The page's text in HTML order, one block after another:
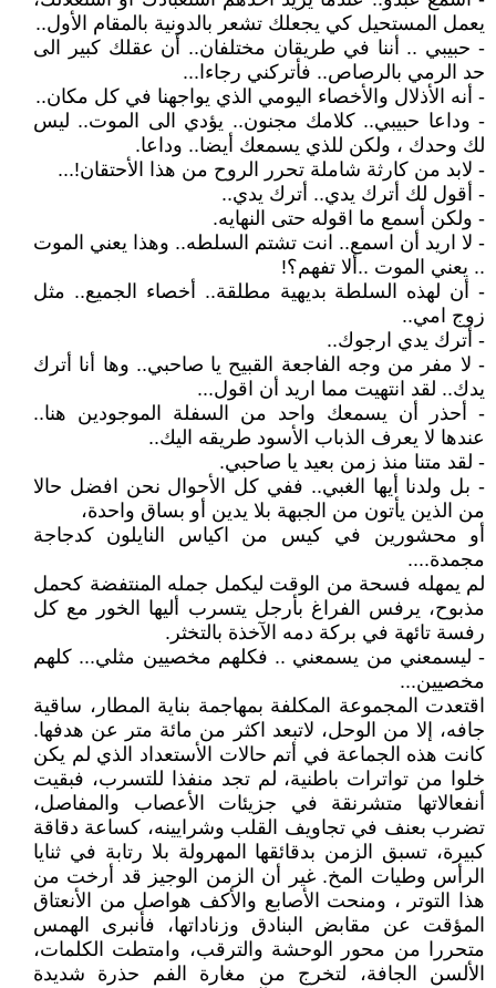
يعمل المستحيل كي يجعلك تشعر بالدونية بالمقام الأول..
- حبيبي .. أننا في طريقان مختلفان.. أن عقلك كبير الى
حد الرمي بالرصاص.. فأتركني رجاءا...
- أنه الأذلال والأخصاء اليومي الذي يواجهنا في كل مكان..
- وداعا حبيبي.. كلامك مجنون.. يؤدي الى الموت.. ليس
لك وحدك ، ولكن للذي يسمعك أيضا.. وداعا.
- لابد من كارثة شاملة تحرر الروح من هذا الأحتقان!...
- أقول لك أترك يدي.. أترك يدي..
- ولكن أسمع ما اقوله حتى النهايه.
- لا اريد أن اسمع.. انت تشتم السلطه.. وهذا يعني الموت
.. يعني الموت ..ألا تفهم؟!
- أن لهذه السلطة بديهية مطلقة.. أخصاء الجميع.. مثل
زوج امي..
- أترك يدي ارجوك..
- لا مفر من وجه الفاجعة القبيح يا صاحبي.. وها أنا أترك
يدك.. لقد انتهيت مما اريد أن اقول...
- أحذر أن يسمعك واحد من السفلة الموجودين هنا..
عندها لا يعرف الذباب الأسود طريقه اليك..
- لقد متنا منذ زمن بعيد يا صاحبي.
- بل ولدنا أيها الغبي.. ففي كل الأحوال نحن افضل حالا
من الذين يأتون من الجبهة بلا يدين أو بساق واحدة،
أو محشورين في كيس من اكياس النايلون كدجاجة
مجمدة....
لم يمهله فسحة من الوقت ليكمل جمله المنتفضة كحمل
مذبوح، يرفس الفراغ بأرجل يتسرب أليها الخور مع كل
رفسة تائهة في بركة دمه الآخذة بالتخثر.
- ليسمعني من يسمعني .. فكلهم مخصيين مثلي... كلهم
مخصيين...
اقتعدت المجموعة المكلفة بمهاجمة بناية المطار، ساقية
جافه، إلا من الوحل، لاتبعد اكثر من مائة متر عن هدفها.
كانت هذه الجماعة في أتم حالات الأستعداد الذي لم يكن
خلوا من تواترات باطنية، لم تجد منفذا للتسرب، فبقيت
أنفعالاتها متشرنقة في جزيئات الأعصاب والمفاصل،
تضرب بعنف في تجاويف القلب وشرايينه، كساعة دقاقة
كبيرة، تسبق الزمن بدقائقها المهرولة بلا رتابة في ثنايا
الرأس وطيات المخ. غير أن الزمن الوجيز قد أرخت من
هذا التوتر ، ومنحت الأصابع والأكف هواصل من الأنعتاق
المؤقت عن مقابض البنادق وزناداتها، فأنبرى الهمس
متحررا من محور الوحشة والترقب، وامتطت الكلمات،
الألسن الجافة، لتخرج من مغارة الفم حذرة شديدة